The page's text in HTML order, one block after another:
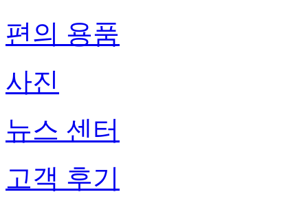
편의 용품
사진
뉴스 센터
고객 후기